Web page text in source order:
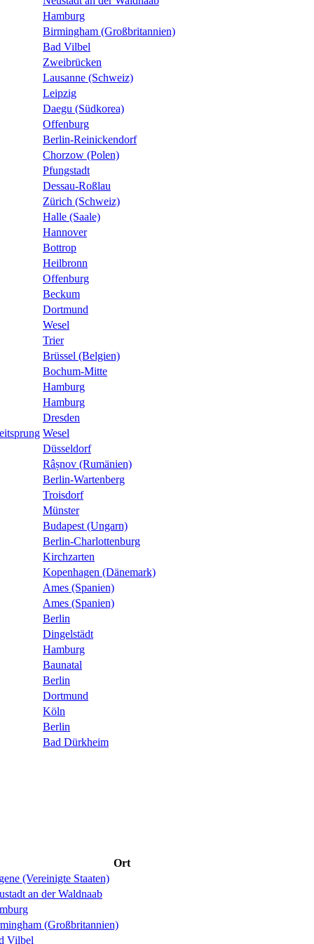
Hamburg
Birmingham (Großbritannien)
Bad Vilbel
Zweibrücken
Lausanne (Schweiz)
Leipzig
Daegu (Südkorea)
Offenburg
Berlin-Reinickendorf
Chorzow (Polen)
Pfungstadt
Dessau-Roßlau
Zürich (Schweiz)
Halle (Saale)
Hannover
Bottrop
Heilbronn
Offenburg
Beckum
Dortmund
Wesel
Trier
Brüssel (Belgien)
Bochum-Mitte
Hamburg
Hamburg
Dresden
Wesel
Düsseldorf
Râșnov (Rumänien)
Berlin-Wartenberg
Troisdorf
Münster
Budapest (Ungarn)
Berlin-Charlottenburg
Kirchzarten
Kopenhagen (Dänemark)
Ames (Spanien)
Ames (Spanien)
Berlin
Dingelstädt
Hamburg
Baunatal
Berlin
Dortmund
Köln
Berlin
Bad Dürkheim
Ort
(Vereinigte Staaten)
an der Waldnaab
(Großbritannien)
Vilbel